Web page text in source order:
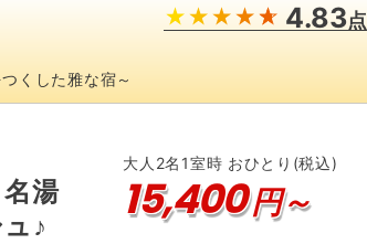
4.83点
くした雅な宿～
湯
♪
大人 2名 1室時 おひとり(税込)
15,400円～